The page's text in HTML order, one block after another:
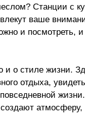
Станции с
ваше
и посмотреть,
и о стиле жизни.
отдыха,
атмосферу,